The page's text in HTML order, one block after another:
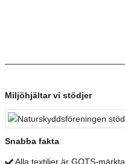
Miljöhjältar vi stödjer
Snabba fakta
Alla textilier är GOTS-märkta